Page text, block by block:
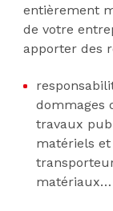
entièrement
de votre
apporter des
dommages
travaux
matériels et
matériaux…